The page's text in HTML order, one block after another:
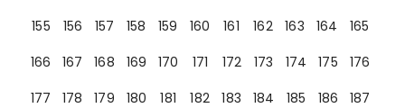
155
156 157 158 159 160 161 162 163 164
165
166
167 168 169 170 171 172 173 174 175
176
177
178 179 180 181 182 183 184 185 186
187